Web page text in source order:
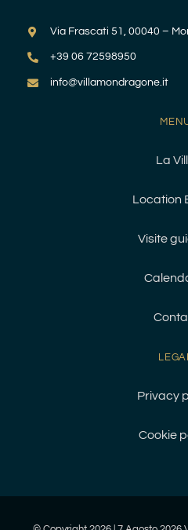
Via Frascati 51, 00040 –
+39 06 72598950
info@villamondragone.it
La
Location
Visite
Privacy
Cookie